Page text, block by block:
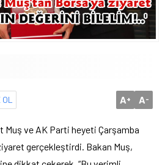
A+ A-
Muş ve AK Parti heyeti Çarşamba
gerçekleştirdi. Bakan Muş,